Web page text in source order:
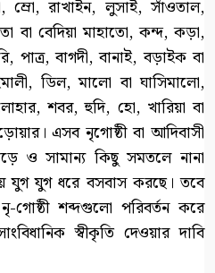
ম্রো, রাখাইন, লুসাই, সাঁওতাল,
বা বেদিয়া মাহাতো, কন্দ, কড়া,
পাত্র, বাগদী, বানাই, বড়াইক বা
ডিল, মালো বা ঘাসিমালো,
শবর, হুদি, হো, খারিয়া বা
এসব নৃগোষ্ঠী বা আদিবাসী
ও সামান্য কিছু সমতলে নানা
যুগ যুগ ধরে বসবাস করছে। তবে
গোষ্ঠী শব্দগুলো পরিবর্তন করে
স্বীকৃতি দেওয়ার দাবি